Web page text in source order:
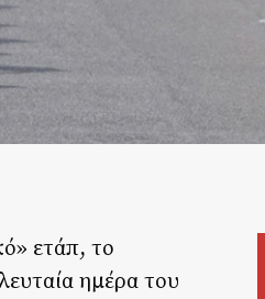
ετάπ, το
ημέρα του